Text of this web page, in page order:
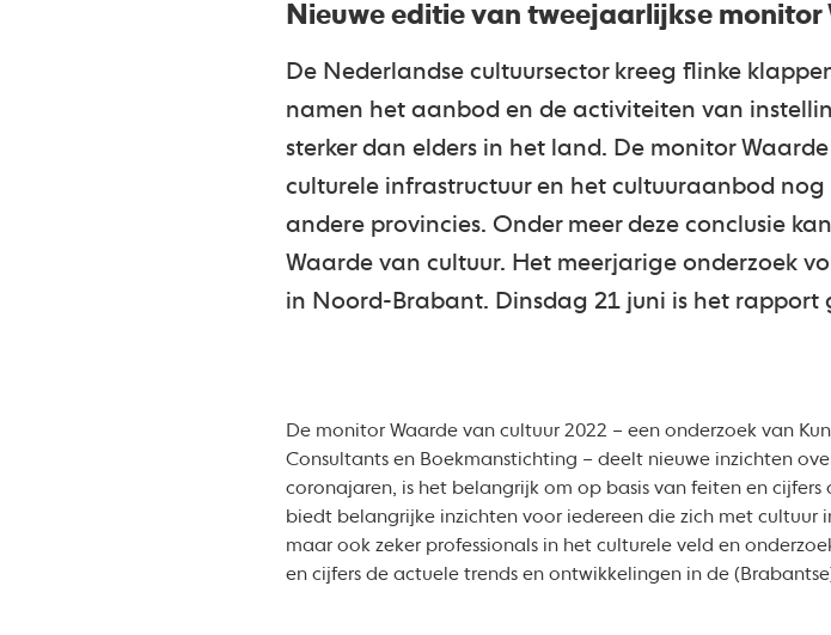
Nieuwe editie van tweejaarlijkse
De Nederlandse cultuursector kreeg flinke
namen het aanbod en de activiteiten van
sterker dan elders in het land. De monitor
culturele infrastructuur en het cultuuraanbod
andere provincies. Onder meer deze conclusie
Waarde van cultuur. Het meerjarige onderzoek
in Noord-Brabant. Dinsdag 21 juni is het rapport
De monitor Waarde van cultuur 2022 – een onderzoek van
Consultants en Boekmanstichting – deelt nieuwe inzichten
coronajaren, is het belangrijk om op basis van feiten en
biedt belangrijke inzichten voor iedereen die zich met cultuur
maar ook zeker professionals in het culturele veld en
en cijfers de actuele trends en ontwikkelingen in de